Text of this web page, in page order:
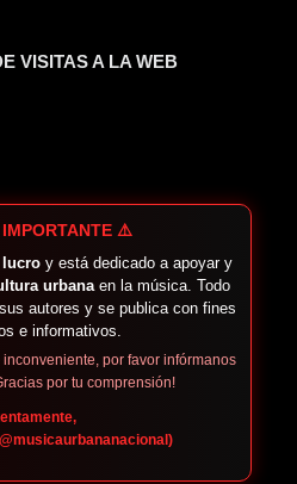
VISITAS A LA WEB
⚠️
y está dedicado a apoyar y
urbana en la música. Todo
autores y se publica con fines
e informativos.
por favor infórmanos
por tu comprensión!